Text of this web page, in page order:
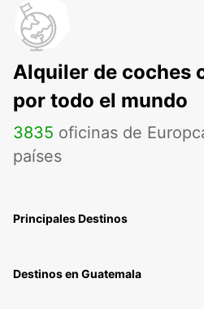
Alquiler de coches
por todo el mundo
3835 oficinas de
países
Principales Destinos
Destinos en Guatemala